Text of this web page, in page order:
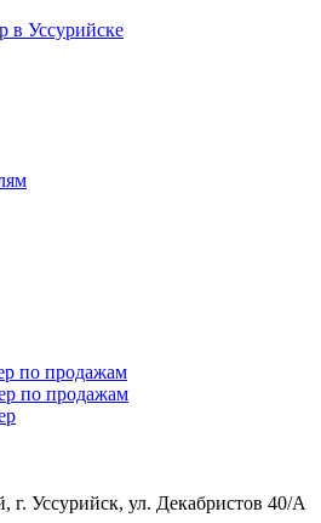
в Уссурийске
по продажам
по продажам
г. Уссурийск, ул. Декабристов 40/А